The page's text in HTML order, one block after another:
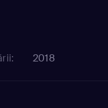
2018